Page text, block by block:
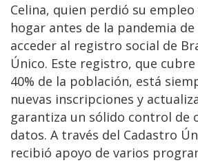
Celina, quien perdió su empleo
hogar antes de la pandemia de
acceder al registro social de
Único. Este registro, que
40% de la población, está
nuevas inscripciones y
garantiza un sólido control de
datos. A través del Cadastro
recibió apoyo de varios